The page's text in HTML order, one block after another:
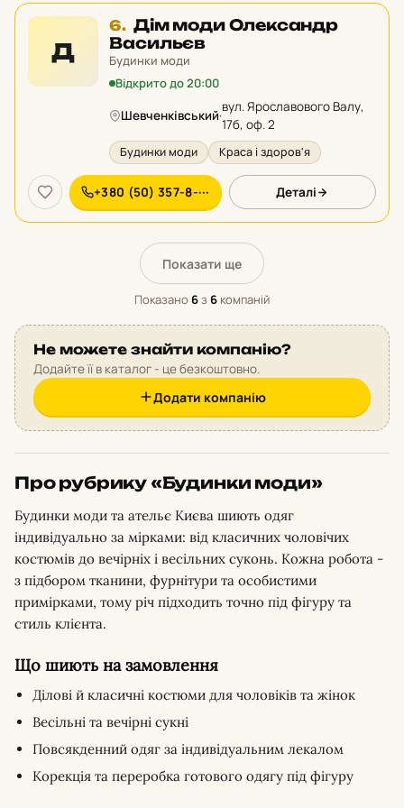
Д
6. Місце
6
у
рейтингу:
Дім моди Олександр
Васильєв
Будинки моди
Відкрито до 20:00
Шевченківський·
вул. Ярославового Валу,
17б, оф. 2
Будинки моди Краса і здоров'я
+380 (50) 357-8-··· Деталі
Показати ще
Показано 6з 6 компаній
Не можете знайти компанію?
Додайте її в каталог - це безкоштовно.
Додати компанію
Про рубрику «Будинки моди»
Будинки моди та ательє Києва шиють одяг
індивідуально за мірками: від класичних чоловічих
костюмів до вечірніх і весільних суконь. Кожна робота -
з підбором тканини, фурнітури та особистими
примірками, тому річ підходить точно під фігуру та
стиль клієнта.
Що шиють на замовлення
Ділові й класичні костюми для чоловіків та жінок
Весільні та вечірні сукні
Повсякденний одяг за індивідуальним лекалом
Корекція та переробка готового одягу під фігуру